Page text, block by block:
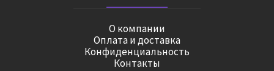
О компании
Оплата и доставка
Конфиденциальность
Контакты